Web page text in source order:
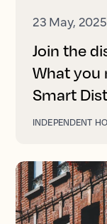
23 May, 2025
Join the
What you
Smart
INDEPENDENT